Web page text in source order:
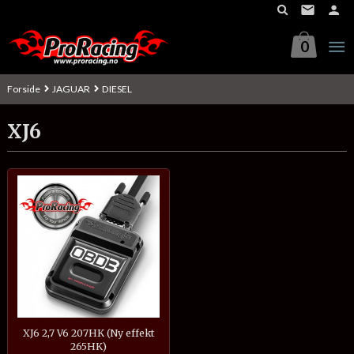
innholdet
0
Forside JAGUAR DIESEL
XJ6
XJ6 2,7 V6 207HK (Ny effekt
265HK)